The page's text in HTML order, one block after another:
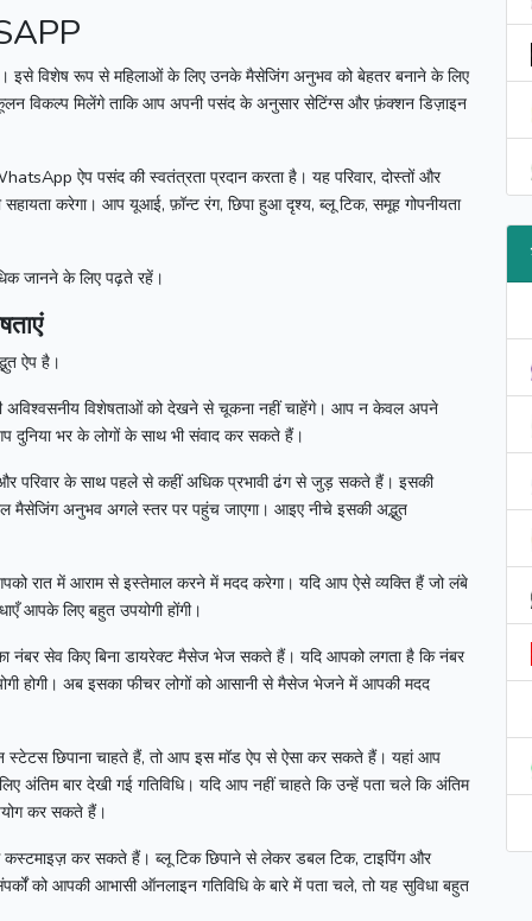
इसे विशेष रूप से महिलाओं के लिए उनके मैसेजिंग अनुभव को बेहतर बनाने के लिए
विकल्प मिलेंगे ताकि आप अपनी पसंद के अनुसार सेटिंग्स और फ़ंक्शन डिज़ाइन
ऐप पसंद की स्वतंत्रता प्रदान करता है। यह परिवार, दोस्तों और
करेगा। आप यूआई, फ़ॉन्ट रंग, छिपा हुआ दृश्य, ब्लू टिक, समूह गोपनीयता
जानने के लिए पढ़ते रहें।
ऐप है।
विशेषताओं को देखने से चूकना नहीं चाहेंगे। आप न केवल अपने
दुनिया भर के लोगों के साथ भी संवाद कर सकते हैं।
परिवार के साथ पहले से कहीं अधिक प्रभावी ढंग से जुड़ सकते हैं। इसकी
मैसेजिंग अनुभव अगले स्तर पर पहुंच जाएगा। आइए नीचे इसकी अद्भुत
रात में आराम से इस्तेमाल करने में मदद करेगा। यदि आप ऐसे व्यक्ति हैं जो लंबे
आपके लिए बहुत उपयोगी होंगी।
नंबर सेव किए बिना डायरेक्ट मैसेज भेज सकते हैं। यदि आपको लगता है कि नंबर
होगी। अब इसका फीचर लोगों को आसानी से मैसेज भेजने में आपकी मदद
स्टेटस छिपाना चाहते हैं, तो आप इस मॉड ऐप से ऐसा कर सकते हैं। यहां आप
अंतिम बार देखी गई गतिविधि। यदि आप नहीं चाहते कि उन्हें पता चले कि अंतिम
कर सकते हैं।
कस्टमाइज़ कर सकते हैं। ब्लू टिक छिपाने से लेकर डबल टिक, टाइपिंग और
को आपकी आभासी ऑनलाइन गतिविधि के बारे में पता चले, तो यह सुविधा बहुत